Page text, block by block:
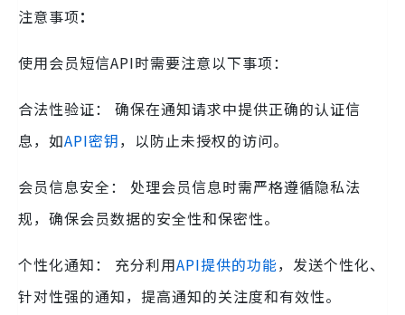
注意事项：
使用会员短信API时需要注意以下事项：
合法性验证： 确保在通知请求中提供正确的认证信
息，如API密钥，以防止未授权的访问。
会员信息安全： 处理会员信息时需严格遵循隐私法
规，确保会员数据的安全性和保密性。
个性化通知： 充分利用API提供的功能，发送个性化、
针对性强的通知，提高通知的关注度和有效性。